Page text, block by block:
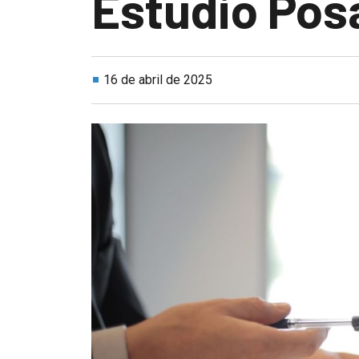
16 de abril de 2025